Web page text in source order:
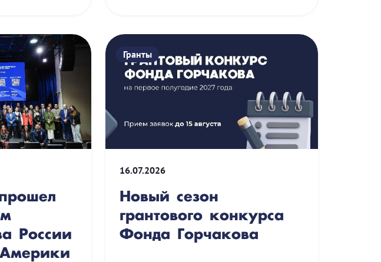
России
Гранты
16.07.2026
Новый сезон
грантового конкурса
Фонда Горчакова